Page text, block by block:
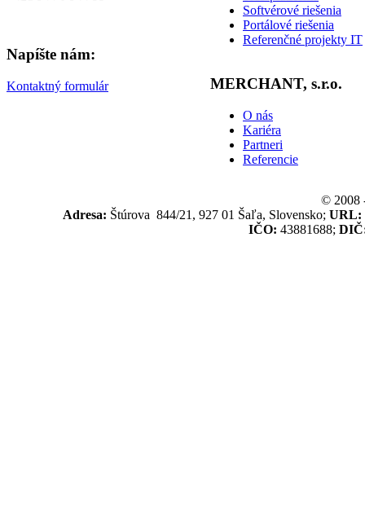
Napíšte nám:
Kontaktný formulár
Softvérové riešenia
Portálové riešenia
Referenčné projekty IT
MERCHANT, s.r.o.
O nás
Kariéra
Partneri
Referencie
© 2008
Adresa: Štúrova 844/21, 927 01 Šaľa, Slovensko; URL:
IČO: 43881688;